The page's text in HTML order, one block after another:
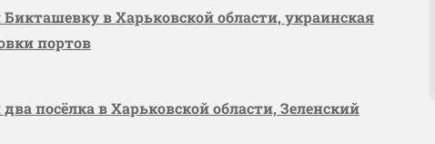
в Харьковской области, украинская
портов
посёлка в Харьковской области, Зеленский